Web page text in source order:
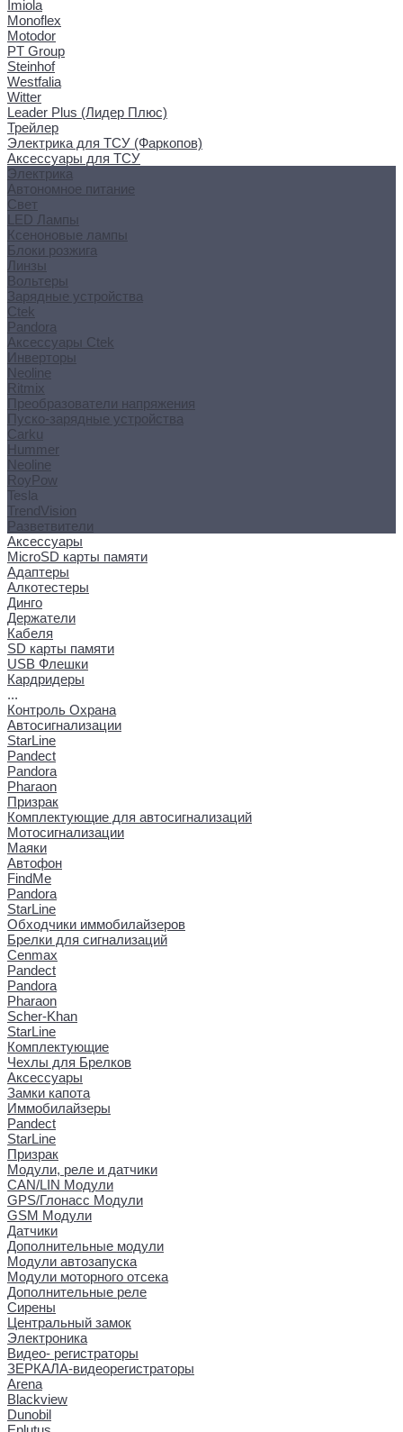
Imiola
Monoflex
Motodor
PT Group
Steinhof
Westfalia
Witter
Leader Plus (Лидер Плюс)
Трейлер
Электрика для ТСУ (Фаркопов)
Аксессуары для ТСУ
Электрика
Автономное питание
Свет
LED Лампы
Ксеноновые лампы
Блоки розжига
Линзы
Вольтеры
Зарядные устройства
Ctek
Pandora
Аксессуары Ctek
Инверторы
Neoline
Ritmix
Преобразователи напряжения
Пуско-зарядные устройства
Carku
Hummer
Neoline
RoyPow
Tesla
TrendVision
Разветвители
Аксессуары
MicroSD карты памяти
Адаптеры
Алкотестеры
Динго
Держатели
Кабеля
SD карты памяти
USB Флешки
Кардридеры
...
Контроль Охрана
Автосигнализации
StarLine
Pandect
Pandora
Pharaon
Призрак
Комплектующие для автосигнализаций
Мотосигнализации
Маяки
Автофон
FindMe
Pandora
StarLine
Обходчики иммобилайзеров
Брелки для сигнализаций
Cenmax
Pandect
Pandora
Pharaon
Scher-Khan
StarLine
Комплектующие
Чехлы для Брелков
Аксессуары
Замки капота
Иммобилайзеры
Pandect
StarLine
Призрак
Модули, реле и датчики
CAN/LIN Модули
GPS/Глонасс Модули
GSM Модули
Датчики
Дополнительные модули
Модули автозапуска
Модули моторного отсека
Дополнительные реле
Сирены
Центральный замок
Электроника
Видео- регистраторы
ЗЕРКАЛА-видеорегистраторы
Arena
Blackview
Dunobil